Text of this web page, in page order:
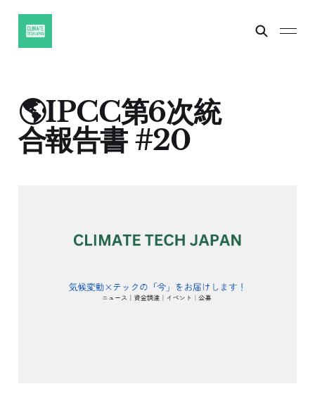
🌎IPCC第6次統
合報告書 #20